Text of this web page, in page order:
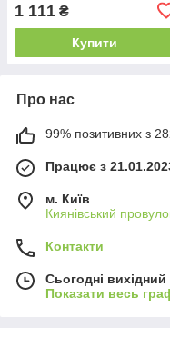
1 111 ₴
Купити
Про нас
99% позитивних з
Працює з
м. Київ
Киянівський
Контакти
Сьогодні вихідний
Показати весь